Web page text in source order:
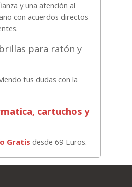
y una atención al
con acuerdos directos
para ratón y
tus dudas con la
cartuchos y
Gratis desde 69 Euros.